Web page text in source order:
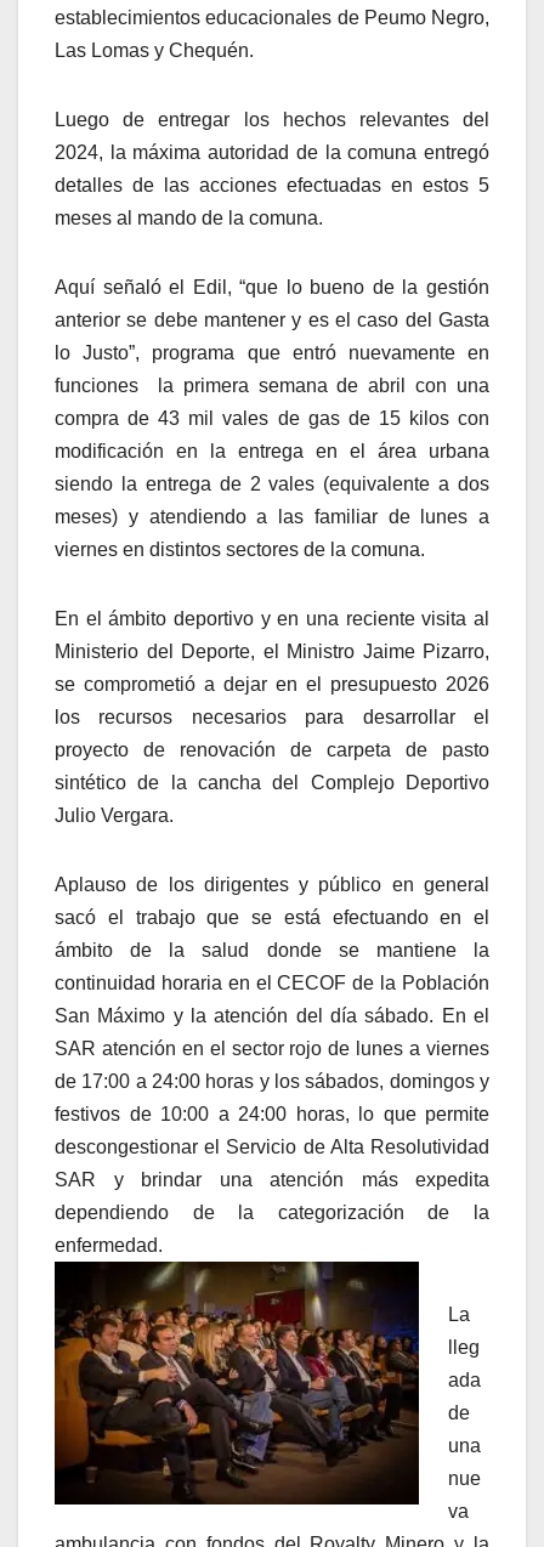
establecimientos educacionales de Peumo Negro,
Las Lomas y Chequén.
Luego de entregar los hechos relevantes del
2024, la máxima autoridad de la comuna entregó
detalles de las acciones efectuadas en estos 5
meses al mando de la comuna.
Aquí señaló el Edil, “que lo bueno de la gestión
anterior se debe mantener y es el caso del Gasta
lo Justo”, programa que entró nuevamente en
funciones la primera semana de abril con una
compra de 43 mil vales de gas de 15 kilos con
modificación en la entrega en el área urbana
siendo la entrega de 2 vales (equivalente a dos
meses) y atendiendo a las familiar de lunes a
viernes en distintos sectores de la comuna.
En el ámbito deportivo y en una reciente visita al
Ministerio del Deporte, el Ministro Jaime Pizarro,
se comprometió a dejar en el presupuesto 2026
los recursos necesarios para desarrollar el
proyecto de renovación de carpeta de pasto
sintético de la cancha del Complejo Deportivo
Julio Vergara.
Aplauso de los dirigentes y público en general
sacó el trabajo que se está efectuando en el
ámbito de la salud donde se mantiene la
continuidad horaria en el CECOF de la Población
San Máximo y la atención del día sábado. En el
SAR atención en el sector rojo de lunes a viernes
de 17:00 a 24:00 horas y los sábados, domingos y
festivos de 10:00 a 24:00 horas, lo que permite
descongestionar el Servicio de Alta Resolutividad
SAR y brindar una atención más expedita
dependiendo de la categorización de la
enfermedad.
La
lleg
ada
de
una
nue
va